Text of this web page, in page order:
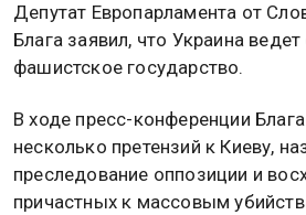
Депутат Европарламента от
Блага заявил, что Украина
фашистское государство.
В ходе пресс-конференции
несколько претензий к Киеву,
преследование оппозиции и
причастных к массовым